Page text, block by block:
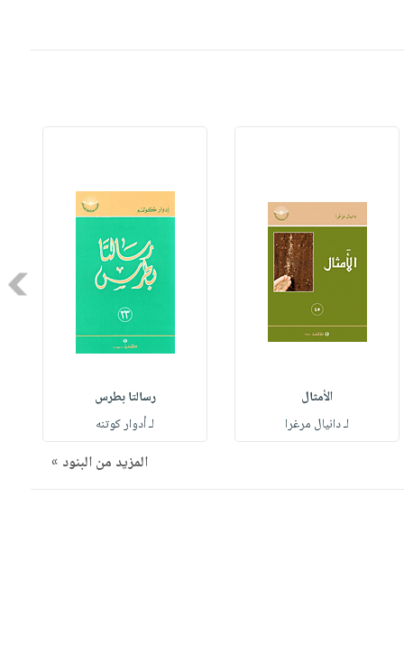
الأمثال
لـ دانيال مرغرا
رسالتا بطرس
لـ أدوار كوتنه
المزيد من البنود »